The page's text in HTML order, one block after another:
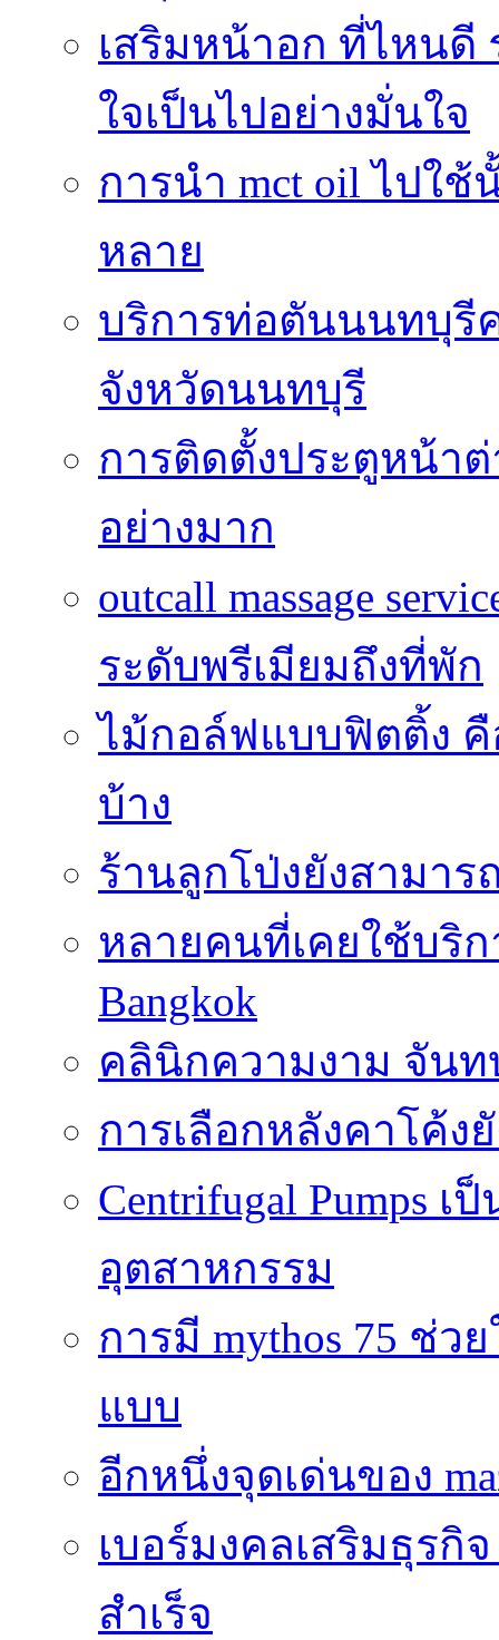
เสริมหน้าอก ที่ไหนดี
ใจเป็นไปอย่างมั่นใจ
การนำ mct oil ไปใ
หลาย
บริการท่อตันนนทบุรี
จังหวัดนนทบุรี
การติดตั้งประตูหน้า
อย่างมาก
outcall massage
ระดับพรีเมียมถึงที่พัก
ไม้กอล์ฟแบบฟิตติ้ง คื
บ้าง
ร้านลูกโป่งยังสามา
หลายคนที่เคยใช้บริกา
Bangkok
คลินิกความงาม จันท
การเลือกหลังคาโค้
Centrifugal Pumps
อุตสาหกรรม
การมี mythos 75 ช่
แบบ
อีกหนึ่งจุดเด่นของ
เบอร์มงคลเสริมธุร
สำเร็จ